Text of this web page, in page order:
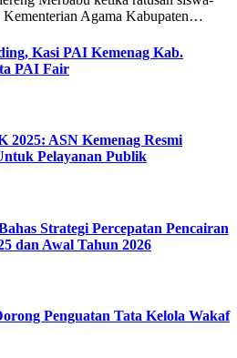
Kementerian Agama Kabupaten…
Kasi PAI Kemenag Kab.
PAI Fair
2025: ASN Kemenag Resmi
Pelayanan Publik
Strategi Percepatan Pencairan
dan Awal Tahun 2026
Penguatan Tata Kelola Wakaf